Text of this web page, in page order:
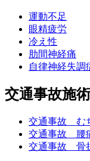
運動不足
眼精疲労
冷え性
肋間神経痛
自律神経失調
交通事故施
交通事故 む
交通事故 腰
交通事故 骨